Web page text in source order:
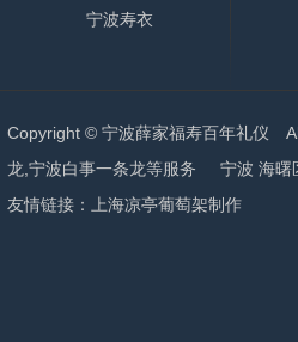
宁波寿衣
Copyright © 宁波薛家福寿百年礼仪
龙,宁波白事一条龙等服务 宁波 海曙
友情链接：
上海凉亭葡萄架制作